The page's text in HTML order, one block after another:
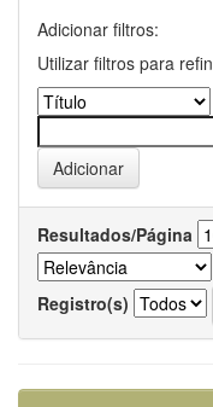
Adicionar filtros:
Utilizar filtros para
Resultados/Página
Registro(s)